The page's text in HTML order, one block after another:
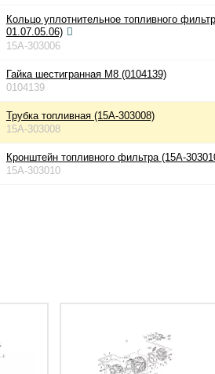
Кольцо уплотнительное топливного
01.07.05.06)
15A-303006
Гайка шестигранная М8 (0104139)
0104139
Трубка топливная (15A-303008)
15A-303008
Кронштейн топливного фильтра (15A-
15A-303010